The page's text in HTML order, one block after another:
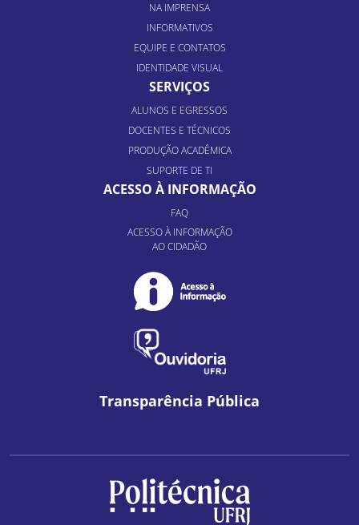
NA IMPRENSA
INFORMATIVOS
EQUIPE E CONTATOS
IDENTIDADE VISUAL
SERVIÇOS
ALUNOS E EGRESSOS
DOCENTES E TÉCNICOS
PRODUÇÃO ACADÊMICA
SUPORTE DE TI
ACESSO À INFORMAÇÃO
FAQ
ACESSO À INFORMAÇÃO
AO CIDADÃO
Transparência Pública